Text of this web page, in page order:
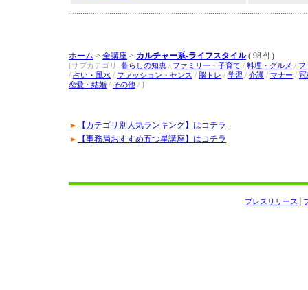
ホーム > 全講座 > カルチャー系-ライフスタイル( 98 件)
[サブカテゴリ: 暮らしの知恵 / ファミリー・子育て / 料理・グルメ / フ
/ 占い・風水 / ファッション・センス / 脳トレ / 学習 / 介護 / マナー / 冠
恋愛・結婚 / その他 / ]
【カテゴリ別人気ランキング】はコチラ
【事務局おすすめ五つ星講座】はコチラ
プレスリリース